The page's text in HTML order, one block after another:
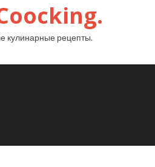
кулинарные рецепты.